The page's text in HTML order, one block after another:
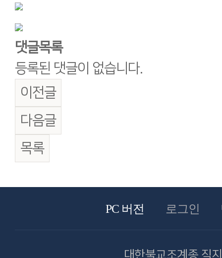
댓글목록
등록된 댓글이 없습니다.
이전글
다음글
목록
PC 버전 로그인
대한불교조계종 직